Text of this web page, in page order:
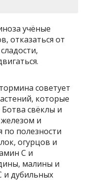
учёные
отказаться от
советует
которые
свёклы и
и
по полезности
огурцов и
С и
малины и
дубильных